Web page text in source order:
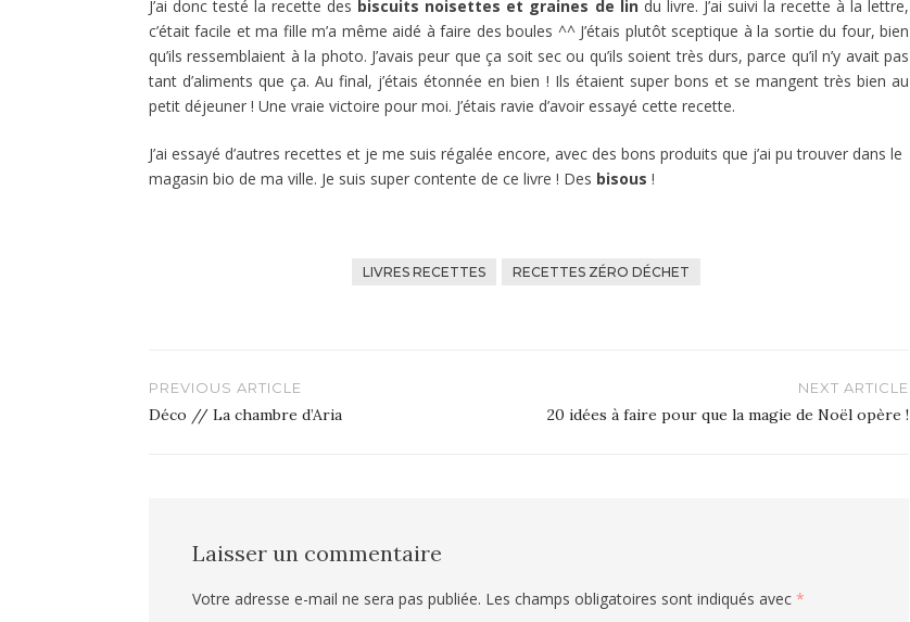
J’ai donc testé la recette des biscuits noisettes et graines de lindu livre. J’ai suivi la recette à la lettre,
c’était facile et ma fille m’a même aidé à faire des boules ^^ J’étais plutôt sceptique à la sortie du four, bien
qu’ils ressemblaient à la photo. J’avais peur que ça soit sec ou qu’ils soient très durs, parce qu’il n’y avait pas
tant d’aliments que ça. Au final, j’étais étonnée en bien ! Ils étaient super bons et se mangent très bien au
petit déjeuner ! Une vraie victoire pour moi. J’étais ravie d’avoir essayé cette recette.
J’ai essayé d’autres recettes et je me suis régalée encore, avec des bons produits que j’ai pu trouver dans le
magasin bio de ma ville. Je suis super contente de ce livre ! Des bisous !
LIVRES RECETTES RECETTES ZÉRO DÉCHET
Navigation
de
PREVIOUS ARTICLE
Déco // La chambre d’Aria
NEXT ARTICLE
20 idées à faire pour que la magie de Noël opère !
Laisser un commentaire
Votre adresse e-mail ne sera pas publiée. Les champs obligatoires sont indiqués avec *